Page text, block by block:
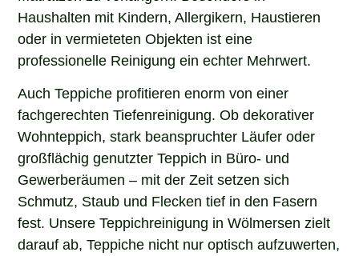
Haushalten mit Kindern, Allergikern, Haustieren
oder in vermieteten Objekten ist eine
professionelle Reinigung ein echter Mehrwert.
Auch Teppiche profitieren enorm von einer
fachgerechten Tiefenreinigung. Ob dekorativer
Wohnteppich, stark beanspruchter Läufer oder
großflächig genutzter Teppich in Büro- und
Gewerberäumen – mit der Zeit setzen sich
Schmutz, Staub und Flecken tief in den Fasern
fest. Unsere Teppichreinigung in Wölmersen zielt
darauf ab, Teppiche nicht nur optisch aufzuwerten,